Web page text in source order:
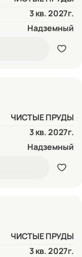
3 кв. 2027г.
Надземный
ЧИСТЫЕ ПРУДЫ
3 кв. 2027г.
Надземный
ЧИСТЫЕ ПРУДЫ
3 кв. 2027г.